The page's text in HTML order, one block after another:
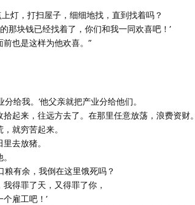
灯，打扫屋子，细细地找，直到找着吗？
那块钱已经找着了，你们和我一同欢喜吧！’
也是这样为他欢喜。”
给我。’他父亲就把产业分给他们。
起来，往远方去了。在那里任意放荡，浪费资财。
就穷苦起来。
去放猪。
粮有余，我倒在这里饿死吗？
得罪了天，又得罪了你，
雇工吧！’